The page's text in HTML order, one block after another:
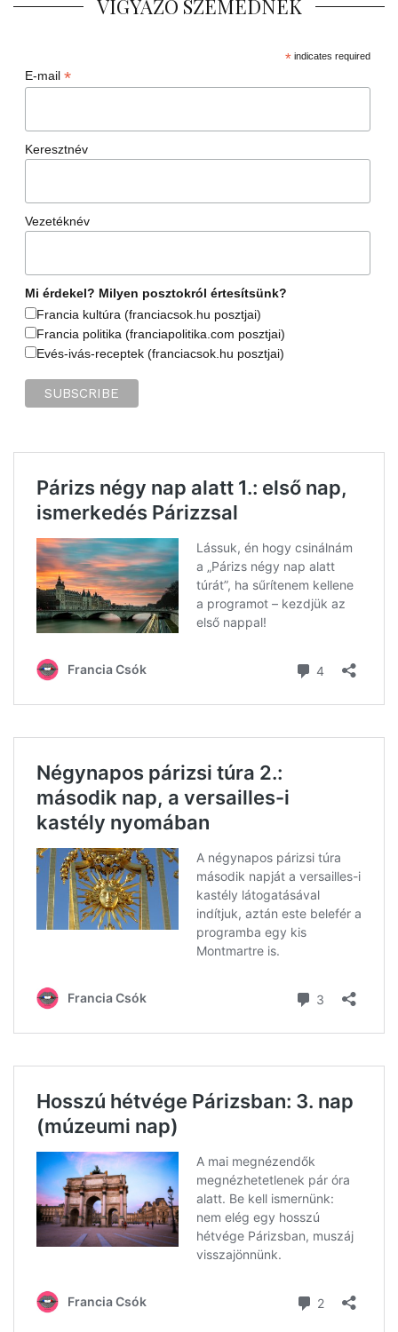
VIGYÁZÓ SZEMEDNEK
*indicates required
E-mail *
Keresztnév
Vezetéknév
Mi érdekel? Milyen posztokról értesítsünk?
Francia kultúra (franciacsok.hu posztjai)
Francia politika (franciapolitika.com posztjai)
Evés-ivás-receptek (franciacsok.hu posztjai)